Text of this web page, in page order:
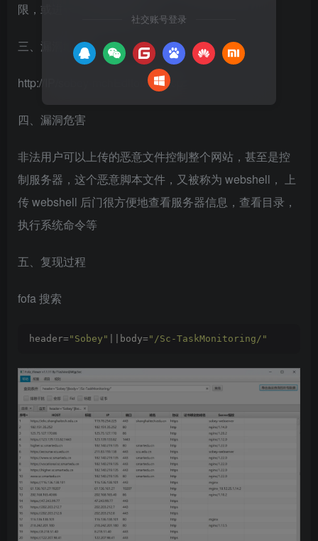
限，或进一步危害服务器
三、漏洞地址
http://IP/sobey-mchEditor/aaa.jsp
四、漏洞危害
非法用户可以上传的恶意文件控制整个网站，甚至是控
制服务器，这个恶意脚本文件，又被称为 webshell， 上
传 webshell 后门很方便地查看服务器信息，查看目录，
执行系统命令等
五、复现过程
fofa 搜索
header="Sobey" ||body="/Sc-TaskMonitoring/"
社交账号登录